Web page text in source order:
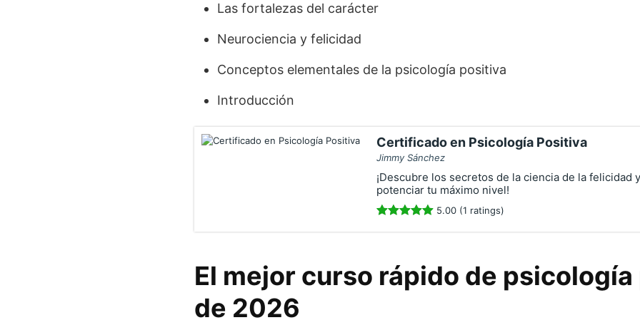
Las fortalezas del carácter
Neurociencia y felicidad
Conceptos elementales de la psicología positiva
Introducción
Certificado en Psicología Positiva
Jimmy Sánchez
¡Descubre los secretos de la ciencia de la felicidad
potenciar tu máximo nivel!
5.00 (1 ratings)
El mejor curso rápido de
de 2026